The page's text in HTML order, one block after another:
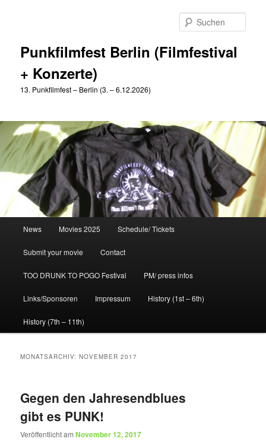
Punkfilmfest Berlin (Filmfestival
+ Konzerte)
13. Punkfilmfest – Berlin (3. – 6.12.2026)
News Movies 2025 Schedule/ Tickets
Submit your movie Contact
TOO DRUNK TO POGO Festival PM/ press infos
Links/Sponsoren Impressum History (1st – 6th)
History (7th – 11th)
MONATSARCHIV:NOVEMBER 2017
Gegen den Jahresendblues
gibt es PUNK!
Veröffentlicht amNovember 12, 2017